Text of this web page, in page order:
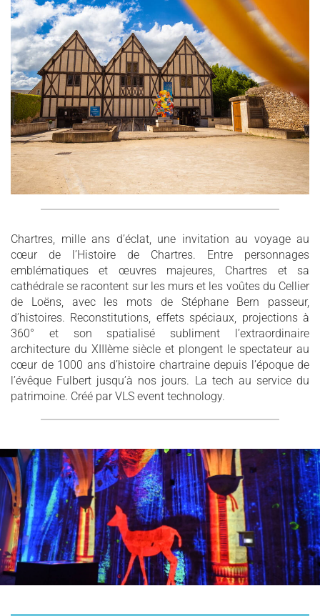
Chartres, mille ans d’éclat, une invitation au voyage au
cœur de l’Histoire de Chartres. Entre personnages
emblématiques et œuvres majeures, Chartres et sa
cathédrale se racontent sur les murs et les voûtes du Cellier
de Loëns, avec les mots de Stéphane Bern passeur,
d’histoires. Reconstitutions, effets spéciaux, projections à
360° et son spatialisé subliment l’extraordinaire
architecture du XIIIème siècle et plongent le spectateur au
cœur de 1000 ans d’histoire chartraine depuis l’époque de
l’évêque Fulbert jusqu’à nos jours. La tech au service du
patrimoine. Créé par VLS event technology.